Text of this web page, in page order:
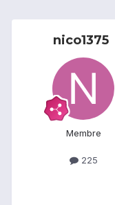
nico1375
Membre
225